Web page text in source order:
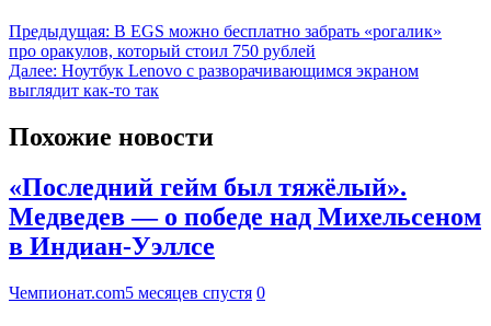
Предыдущая: В EGS можно бесплатно забрать «рогалик»
про оракулов, который стоил 750 рублей
Далее: Ноутбук Lenovo с разворачивающимся экраном
выглядит как-то так
Похожие новости
«Последний гейм был тяжёлый».
Медведев — о победе над Михельсеном
в Индиан-Уэллсе
Чемпионат.com5 месяцев спустя 0